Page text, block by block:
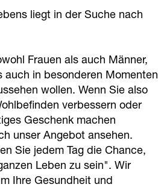
liegt in der Suche nach
Frauen als auch Männer,
auch in besonderen Momenten
wollen. Wenn Sie also
verbessern oder
Geschenk machen
unser Angebot ansehen.
Sie jedem Tag die Chance,
Leben zu sein". Wir
Ihre Gesundheit und